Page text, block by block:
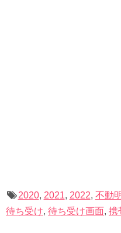
忠実に懐いたペットは、時
2020, 2021, 2022, 不動
待ち受け, 待ち受け画面, 携